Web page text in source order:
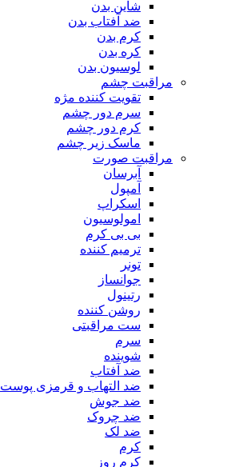
شاین بدن
ضد آفتاب بدن
کرم بدن
کره بدن
لوسیون بدن
مراقبت چشم
تقویت کننده مژه
سرم دور چشم
کرم دور چشم
ماسک زیر چشم
مراقبت صورت
آبرسان
آمپول
اسکراپ
امولوسیون
بی بی کرم
ترمیم کننده
تونر
جوانساز
رتینول
روشن کننده
ست مراقبتی
سرم
شوینده
ضد آفتاب
ضد التهاب و قرمزی پوست
‌ضد جوش
ضد چروک
ضد لک
کرم
کرم روز